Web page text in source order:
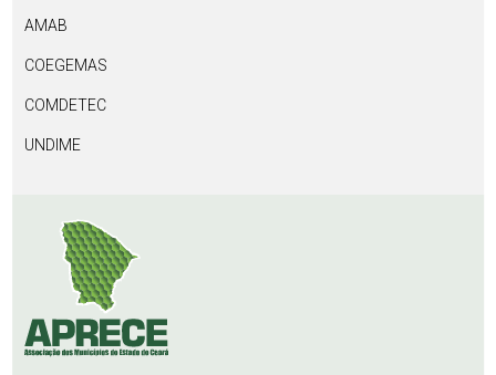
AMAB
COEGEMAS
COMDETEC
UNDIME